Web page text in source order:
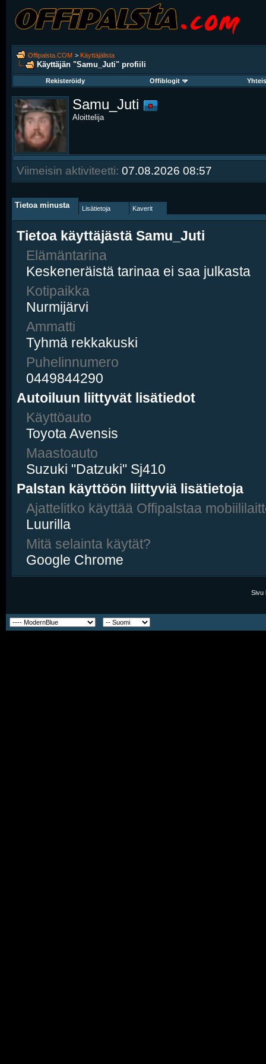
Offipalsta.COM > Käyttäjälista
Käyttäjän "Samu_Juti" profiili
Rekisteröidy Offiblogit
Samu_Juti
Aloittelija
Viimeisin aktiviteetti: 07.08.2026 08:57
Tietoa minusta Lisätietoja Kaverit
Tietoa käyttäjästä Samu_Juti
Elämäntarina
Keskeneräistä tarinaa ei saa julkasta
Kotipaikka
Nurmijärvi
Ammatti
Tyhmä rekkakuski
Puhelinnumero
0449844290
Autoiluun liittyvät lisätiedot
Käyttöauto
Toyota Avensis
Maastoauto
Suzuki "Datzuki" Sj410
Palstan käyttöön liittyviä lisätietoja
Ajattelitko käyttää Offipalstaa
Luurilla
Mitä selainta käytät?
Google Chrome
Sivu